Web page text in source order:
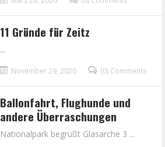
11 Gründe für Zeitz
...
November 29, 2020 (0) Comments
Ballonfahrt, Flughunde und
andere Überraschungen
Nationalpark begrüßt Glasarche 3 ...